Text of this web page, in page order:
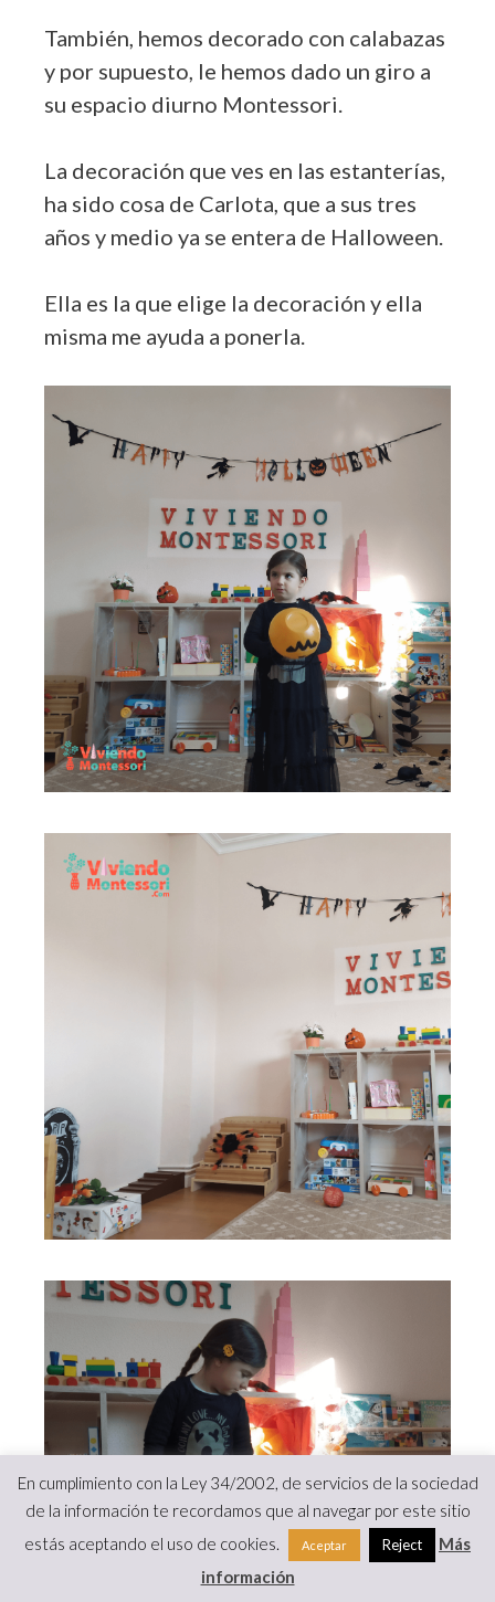
También, hemos decorado con calabazas
y por supuesto, le hemos dado un giro a
su espacio diurno Montessori.
La decoración que ves en las estanterías,
ha sido cosa de Carlota, que a sus tres
años y medio ya se entera de Halloween.
Ella es la que elige la decoración y ella
misma me ayuda a ponerla.
En cumplimiento con la Ley 34/2002, de servicios de la sociedad
de la información te recordamos que al navegar por este sitio
estás aceptando el uso de cookies.
Aceptar Reject
Más
información